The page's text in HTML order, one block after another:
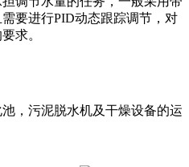
要进行PID动态跟踪调节，对
求。
，污泥脱水机及干燥设备的运